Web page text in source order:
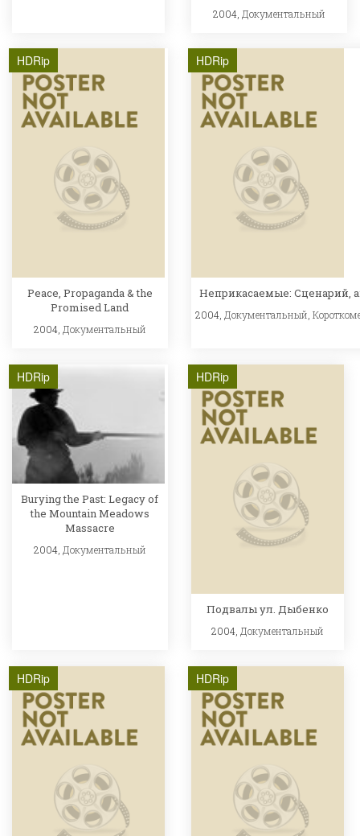
2004, Документальный
HDRip
Peace, Propaganda & the
Promised Land
2004, Документальный
HDRip
Неприкасаемые: Сценарий,
2004,Документальный,
HDRip
Burying the Past: Legacy of
the Mountain Meadows
Massacre
2004, Документальный
HDRip
Подвалы ул. Дыбенко
2004, Документальный
HDRip HDRip